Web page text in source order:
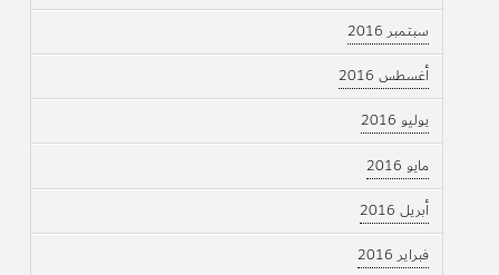
سبتمبر 2016
أغسطس 2016
يوليو 2016
مايو 2016
أبريل 2016
فبراير 2016